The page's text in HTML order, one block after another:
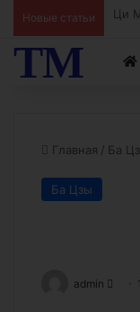
Новые статьи Ци
ТМ
Главная / Ба
Ба Цзы
admin